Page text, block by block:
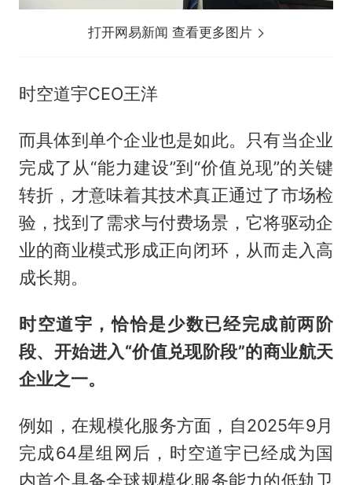
打开网易新闻 查看更多图片
时空道宇CEO王洋
而具体到单个企业也是如此。只有当企业
完成了从“能力建设”到“价值兑现”的关键
转折，才意味着其技术真正通过了市场检
验，找到了需求与付费场景，它将驱动企
业的商业模式形成正向闭环，从而走入高
成长期。
时空道宇，恰恰是少数已经完成前两阶
段、开始进入“价值兑现阶段”的商业航天
企业之一。
例如，在规模化服务方面，自2025年9月
完成64星组网后，时空道宇已经成为国
内首个具备全球规模化服务能力的低轨卫